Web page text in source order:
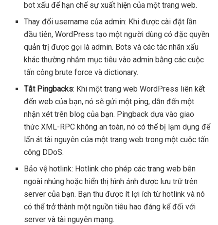
bot xấu để hạn chế sự xuất hiện của một trang web.
Thay đổi username của admin: Khi được cài đặt lần
đầu tiên, WordPress tạo một người dùng có đặc quyền
quản trị được gọi là admin. Bots và các tác nhân xấu
khác thường nhắm mục tiêu vào admin bằng các cuộc
tấn công brute force và dictionary.
Tắt Pingbacks: Khi một trang web WordPress liên kết
đến web của bạn, nó sẽ gửi một ping, dẫn đến một
nhận xét trên blog của bạn. Pingback dựa vào giao
thức XML-RPC không an toàn, nó có thể bị lạm dụng để
lấn át tài nguyên của một trang web trong một cuộc tấn
công DDoS.
Bảo vệ hotlink: Hotlink cho phép các trang web bên
ngoài nhúng hoặc hiển thị hình ảnh được lưu trữ trên
server của bạn. Bạn thu được ít lợi ích từ hotlink và nó
có thể trở thành một nguồn tiêu hao đáng kể đối với
server và tài nguyên mạng.